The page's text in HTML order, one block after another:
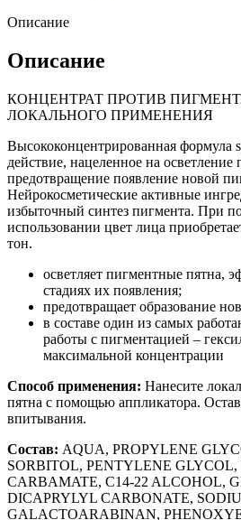
Описание
Описание
КОНЦЕНТРАТ ПРОТИВ
ЛОКАЛЬНОГО ПРИМЕНЕНИЯ
Высококонцентрированная формула
действие, нацеленное на
предотвращение появление новой
Нейрокосметические активные
избыточный синтез пигмента. При
использовании цвет лица
тон.
осветляет пигментные пятна,
стадиях их появления;
предотвращает образование
в составе один из самых
работы с пигментацией –
максимальной концентрации
Способ применения: Нанесите
пятна с помощью аппликатора.
впитывания.
Состав: AQUA, PROPYLENE
SORBITOL, PENTYLENE
CARBAMATE, C14-22 ALCOHOL,
DICAPRYLYL CARBONATE,
GALACTOARABINAN,